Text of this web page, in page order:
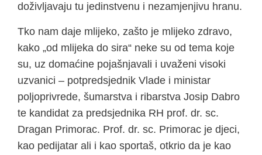
doživljavaju tu jedinstvenu i nezamjenjivu hranu.
Tko nam daje mlijeko, zašto je mlijeko zdravo,
kako „od mlijeka do sira“ neke su od tema koje
su, uz domaćine pojašnjavali i uvaženi visoki
uzvanici – potpredsjednik Vlade i ministar
poljoprivrede, šumarstva i ribarstva Josip Dabro
te kandidat za predsjednika RH prof. dr. sc.
Dragan Primorac. Prof. dr. sc. Primorac je djeci,
kao pedijatar ali i kao sportaš, otkrio da je kao